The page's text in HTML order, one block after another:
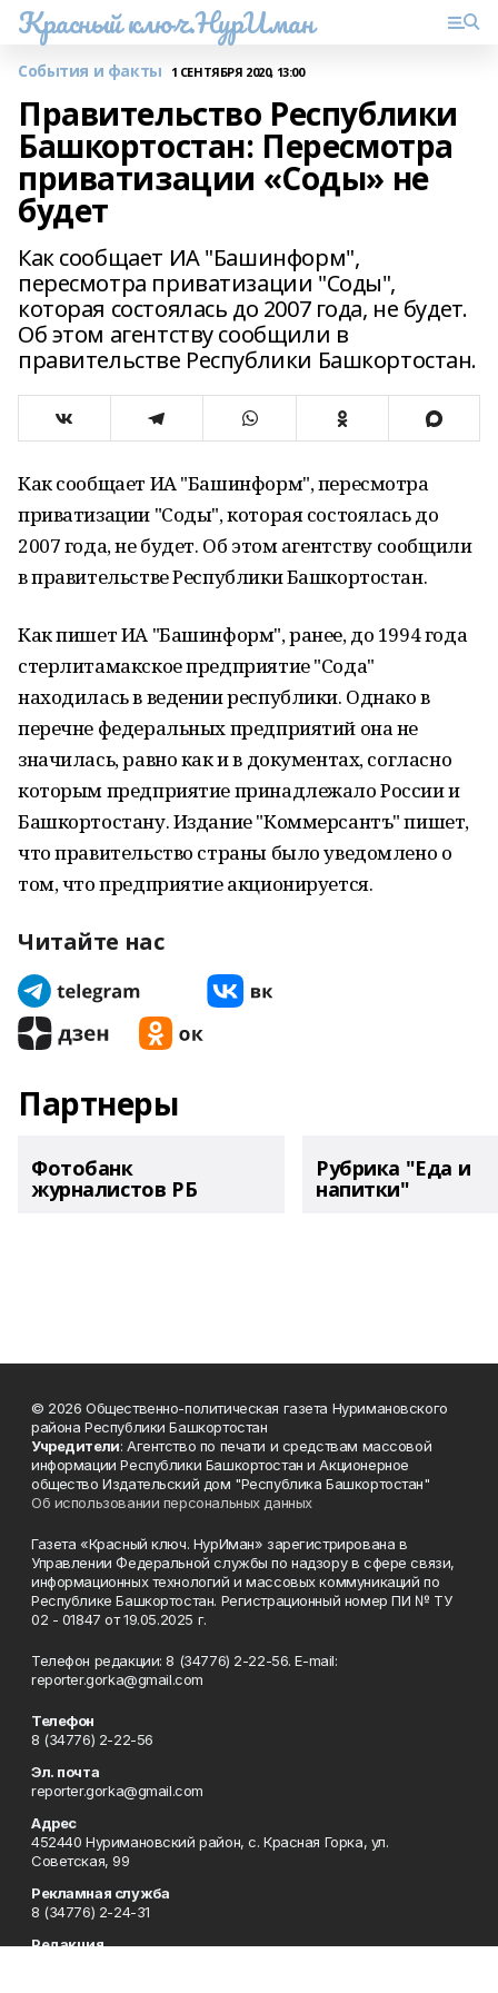
Красный ключ.НурИман
События и факты 1 СЕНТЯБРЯ 2020, 13:00
Правительство Республики
Башкортостан: Пересмотра
приватизации «Соды» не
будет
Как сообщает ИА "Башинформ",
пересмотра приватизации "Соды",
которая состоялась до 2007 года, не будет.
Об этом агентству сообщили в
правительстве Республики Башкортостан.
Как сообщает ИА "Башинформ", пересмотра
приватизации "Соды", которая состоялась до
2007 года, не будет. Об этом агентству сообщили
в правительстве Республики Башкортостан.
Как пишет ИА "Башинформ", ранее, до 1994 года
стерлитамакское предприятие "Сода"
находилась в ведении республики. Однако в
перечне федеральных предприятий она не
значилась, равно как и в документах, согласно
которым предприятие принадлежало России и
Башкортостану. Издание "Коммерсантъ" пишет,
что правительство страны было уведомлено о
том, что предприятие акционируется.
Читайте нас
Партнеры
Фотобанк
журналистов РБ
Рубрика "Еда и
напитки"
© 2026 Общественно-политическая газета Нуримановского
района Республики Башкортостан
Учредители: Агентство по печати и средствам массовой
информации Республики Башкортостан и Акционерное
общество Издательский дом "Республика Башкортостан"
Об использовании персональных данных
Газета «Красный ключ. НурИман» зарегистрирована в
Управлении Федеральной службы по надзору в сфере связи,
информационных технологий и массовых коммуникаций по
Республике Башкортостан. Регистрационный номер ПИ № ТУ
02 - 01847 от 19.05.2025 г.
Телефон редакции: 8 (34776) 2-22-56. E-mail:
reporter.gorka@gmail.com
Телефон
8 (34776) 2-22-56
Эл. почта
reporter.gorka@gmail.com
Адрес
452440 Нуримановский район, с. Красная Горка, ул.
Советская, 99
Рекламная служба
8 (34776) 2-24-31
Редакция